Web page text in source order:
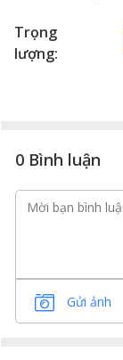
Trọng
lượng:
0 Bình luận
Gửi ảnh